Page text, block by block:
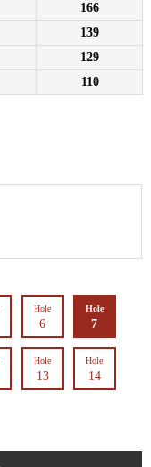
166
139
129
110
Hole
6
Hole
7
Hole
13
Hole
14